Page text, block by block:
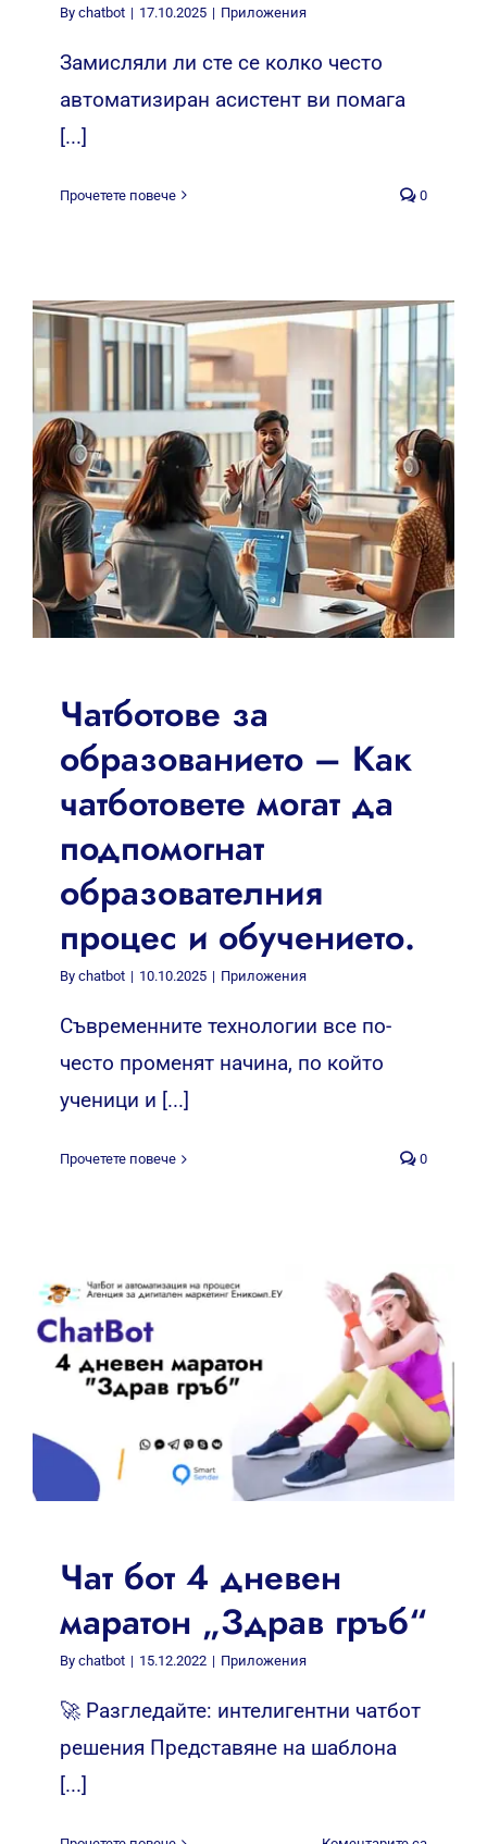
By chatbot | 17.10.2025 | Приложения
Замисляли ли сте се колко често
автоматизиран асистент ви помага
[...]
Прочетете повече 0
Чатботове за
образованието – Как
чатботовете могат да
подпомогнат
образователния
процес и обучението.
By chatbot | 10.10.2025 | Приложения
Съвременните технологии все по-
често променят начина, по който
ученици и [...]
Прочетете повече 0
Чат бот 4 дневен
маратон „Здрав гръб“
By chatbot | 15.12.2022 | Приложения
🚀 Разгледайте: интелигентни чатбот
решения Представяне на шаблона
[...]